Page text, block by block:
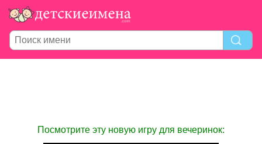
Посмотрите эту новую игру для вечеринок: